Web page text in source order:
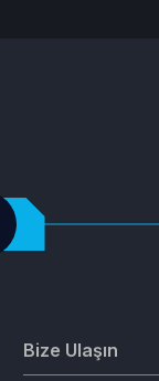
Bize Ulaşın